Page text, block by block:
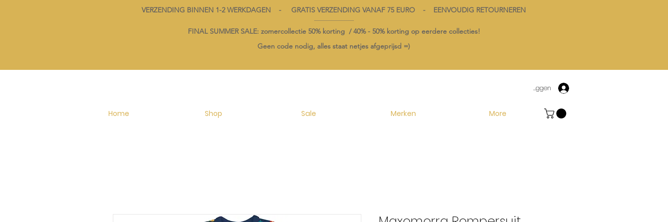
VERZENDING BINNEN 1-2 WERKDAGEN - GRATIS VERZENDING VANAF 75 EURO - EENVOUDIG RETOURNEREN
----------------------------------------
FINAL SUMMER SALE: zomercollectie 50% korting /40% - 50% korting op eerdere collecties!
Geen code nodig, alles staat netjes afgeprijsd =)
Inloggen
Home Shop Sale Merken More